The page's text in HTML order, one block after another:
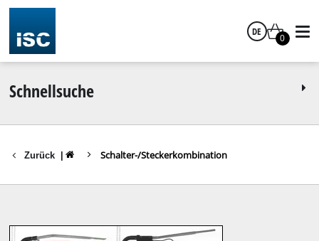
DE
0
Schnellsuche
Zurück Schalter-/Steckerkombination